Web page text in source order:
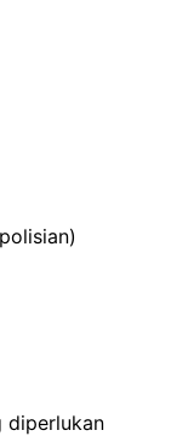
diperlukan